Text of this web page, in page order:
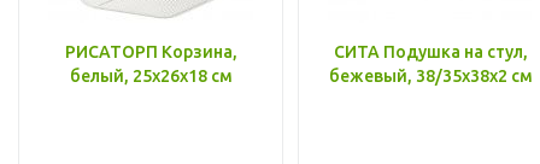
РИСАТОРП Корзина,
белый, 25x26x18 см
СИТА Подушка на стул,
бежевый, 38/35x38x2 см